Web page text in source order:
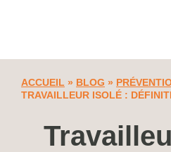
ACCUEIL » BLOG »
TRAVAILLEUR ISOLÉ :